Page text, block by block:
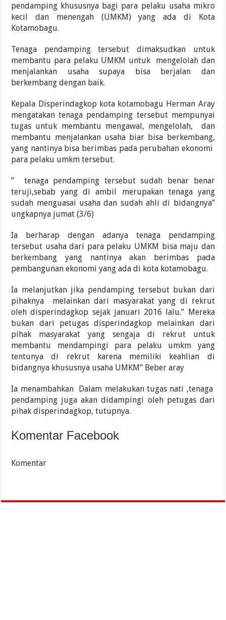
pendamping khususnya bagi para pelaku usaha mikro
kecil dan menengah (UMKM) yang ada di Kota
Kotamobagu.
Tenaga pendamping tersebut dimaksudkan untuk
membantu para pelaku UMKM untuk mengelolah dan
menjalankan usaha supaya bisa berjalan dan
berkembang dengan baik.
Kepala Disperindagkop kota kotamobagu Herman Aray
mengatakan tenaga pendamping tersebut mempunyai
tugas untuk membantu mengawal, mengelolah, dan
membantu menjalankan usaha biar bisa berkembang,
yang nantinya bisa berimbas pada perubahan ekonomi
para pelaku umkm tersebut.
” tenaga pendamping tersebut sudah benar benar
teruji,sebab yang di ambil merupakan tenaga yang
sudah menguasai usaha dan sudah ahli di bidangnya”
ungkapnya jumat (3/6)
Ia berharap dengan adanya tenaga pendamping
tersebut usaha dari para pelaku UMKM bisa maju dan
berkembang yang nantinya akan berimbas pada
pembangunan ekonomi yang ada di kota kotamobagu.
Ia melanjutkan jika pendamping tersebut bukan dari
pihaknya melainkan dari masyarakat yang di rekrut
oleh disperindagkop sejak januari 2016 lalu.” Mereka
bukan dari petugas disperindagkop melainkan dari
pihak masyarakat yang sengaja di rekrut untuk
membantu mendampingi para pelaku umkm yang
tentunya di rekrut karena memiliki keahlian di
bidangnya khususnya usaha UMKM” Beber aray
Ia menambahkan Dalam melakukan tugas nati ,tenaga
pendamping juga akan didampingi oleh petugas dari
pihak disperindagkop, tutupnya.
Komentar Facebook
Komentar